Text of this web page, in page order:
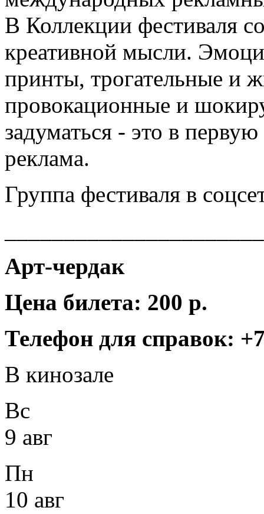
В Коллекции фестиваля
креативной мысли.
принты, трогательные и
провокационные и
задуматься - это в
реклама.
Группа фестиваля в
Арт-чердак
Цена билета: 200 р.
Телефон для справок:
В кинозале
Вс
9 авг
Пн
10 авг